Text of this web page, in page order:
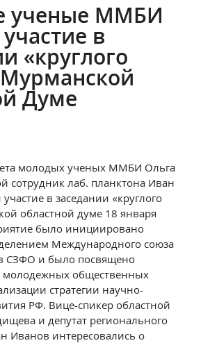
ученые ММБИ
в
«круглого
Мурманской
Думе
молодых ученых ММБИ Ольга
сотрудник лаб. планктона Иван
в заседании «круглого
областной думе 18 января
было инициировано
Международного союза
СЗФО и было посвящено
общественных
стратегии научно-
РФ. Вице-спикер областной
и депутат регионального
Иванов интересовались о